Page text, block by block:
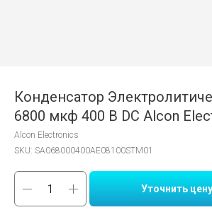
Конденсатор
6800 мкф 400 В DC Alcon
Alcon Electronics
SKU: SA068000400AE08100STM01
Уточнить цену